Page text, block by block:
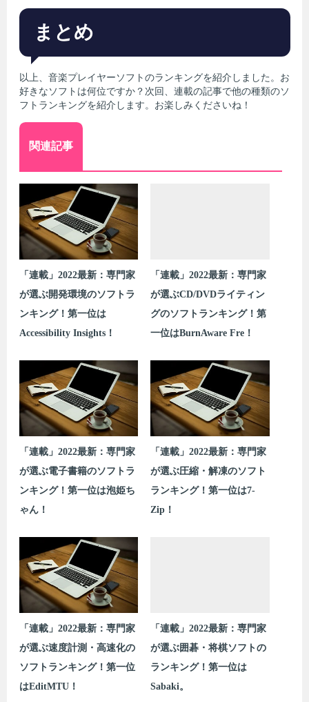
まとめ
以上、音楽プレイヤーソフトのランキングを紹介しました。お
好きなソフトは何位ですか？次回、連載の記事で他の種類のソ
フトランキングを紹介します。お楽しみくださいね！
関連記事
「連載」2022最新：専門家
が選ぶ開発環境のソフトラ
ンキング！第一位は
Accessibility Insights！
「連載」2022最新：専門家
が選ぶCD/DVDライティン
グのソフトランキング！第
一位はBurnAware Fre！
「連載」2022最新：専門家
が選ぶ電子書籍のソフトラ
ンキング！第一位は泡姫ち
ゃん！
「連載」2022最新：専門家
が選ぶ圧縮・解凍のソフト
ランキング！第一位は7-
Zip！
「連載」2022最新：専門家
が選ぶ速度計測・高速化の
ソフトランキング！第一位
はEditMTU！
「連載」2022最新：専門家
が選ぶ囲碁・将棋ソフトの
ランキング！第一位は
Sabaki。